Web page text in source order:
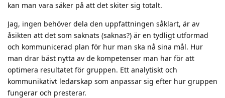
kan man vara säker på att det skiter sig totalt.
Jag, ingen behöver dela den uppfattningen såklart, är av
åsikten att det som saknats (saknas?) är en tydligt utformad
och kommunicerad plan för hur man ska nå sina mål. Hur
man drar bäst nytta av de kompetenser man har för att
optimera resultatet för gruppen. Ett analytiskt och
kommunikativt ledarskap som anpassar sig efter hur gruppen
fungerar och presterar.